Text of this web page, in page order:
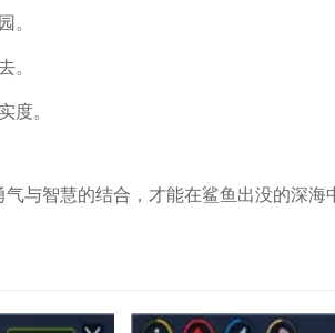
。
。
度。
与智慧的结合，才能在鲨鱼出没的深海